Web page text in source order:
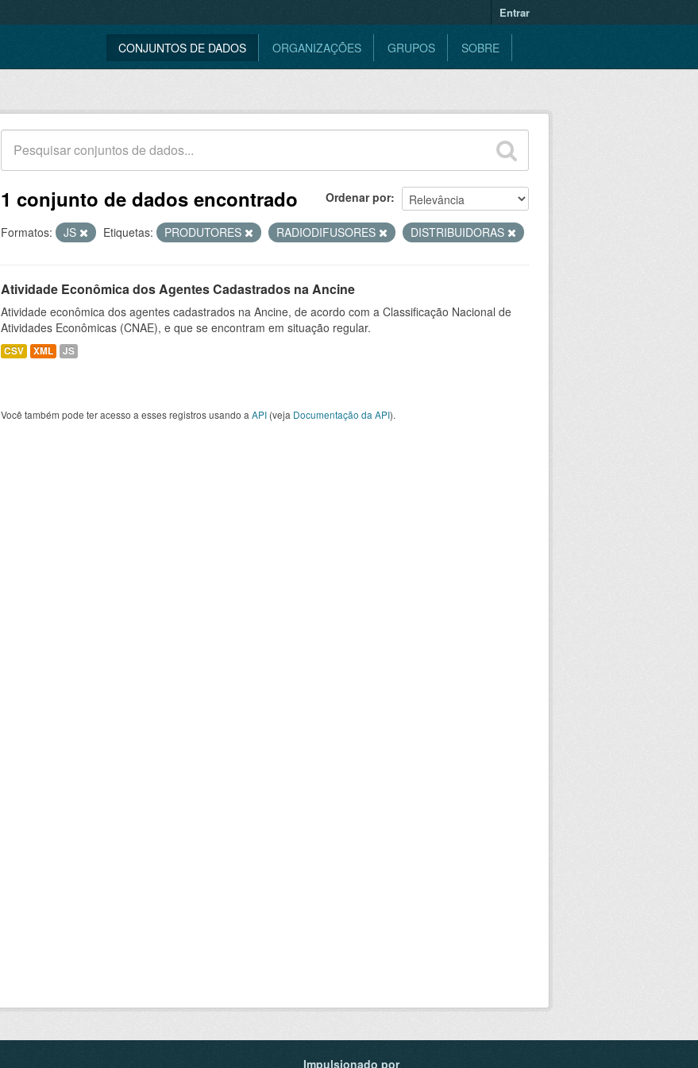
Entrar
CONJUNTOS DE DADOS ORGANIZAÇÕES GRUPOS SOBRE
Ordenar por
1 conjunto de dados encontrado
Formatos: JS Etiquetas: PRODUTORES RADIODIFUSORES DISTRIBUIDORAS
Atividade Econômica dos Agentes Cadastrados na Ancine
Atividade econômica dos agentes cadastrados na Ancine, de acordo com a Classificação Nacional de
Atividades Econômicas (CNAE), e que se encontram em situação regular.
CSV XML JS
Você também pode ter acesso a esses registros usando a API (veja Documentação da API).
Impulsionado por